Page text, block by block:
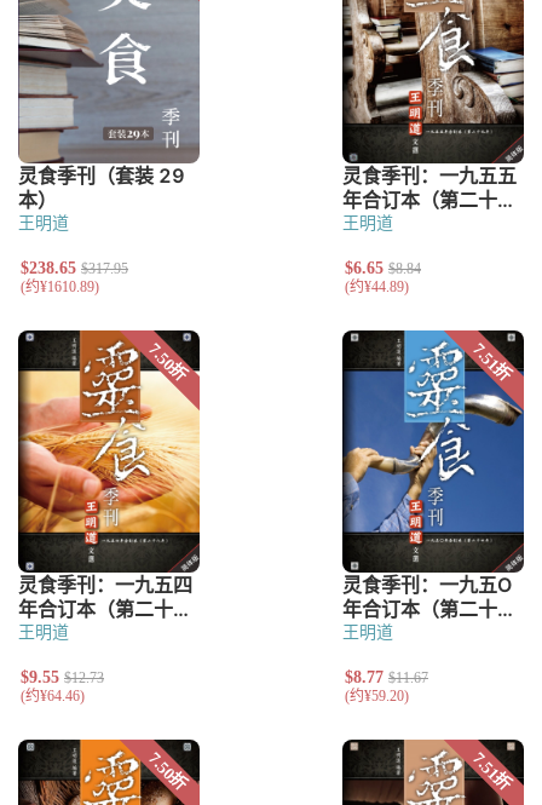
王明道 王明道
王明道 王明道